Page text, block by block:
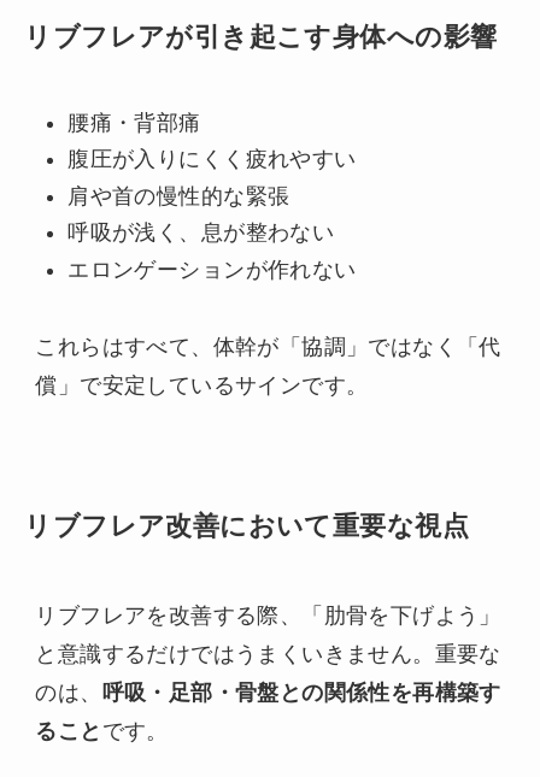
リブフレアが引き起こす身体への影響
腰痛・背部痛
腹圧が入りにくく疲れやすい
肩や首の慢性的な緊張
呼吸が浅く、息が整わない
エロンゲーションが作れない
これらはすべて、体幹が「協調」ではなく「代
償」で安定しているサインです。
リブフレア改善において重要な視点
リブフレアを改善する際、「肋骨を下げよう」
と意識するだけではうまくいきません。重要な
のは、 呼吸・足部・骨盤との関係性を再構築す
ること です。